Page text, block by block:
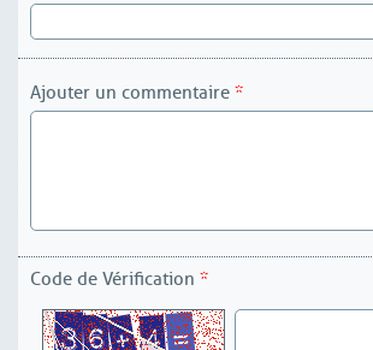
Ajouter un commentaire *
Code de Vérification *